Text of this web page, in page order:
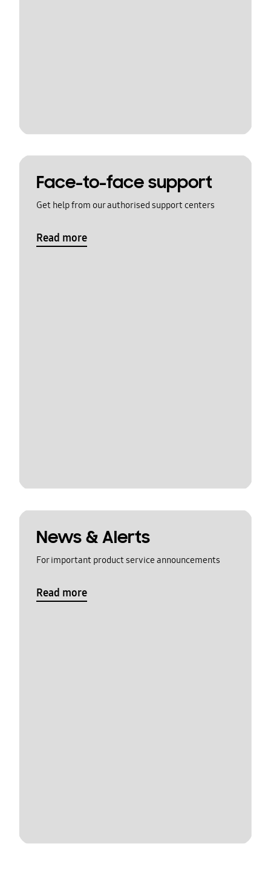
Face-to-face support
Get help from our authorised support centers
Read more
News & Alerts
For important product service announcements
Read more